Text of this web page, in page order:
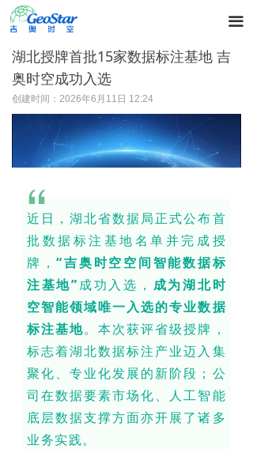
끀
湖北授牌首批15家数据标注基地 吉
奥时空成功入选
创建时间： 2026年6月11日 12:24
近日，湖北省数据局正式公布首
批数据标注基地名单并完成授
牌，“吉奥时空空间智能数据标
注基地”成功入选， 成为湖北时
空智能领域唯一入选的专业数据
标注基地。本次获评省级授牌，
标志着湖北数据标注产业迈入集
聚化、专业化发展的新阶段；公
司在数据要素市场化、人工智能
底层数据支撑方面亦开展了诸多
业务实践。